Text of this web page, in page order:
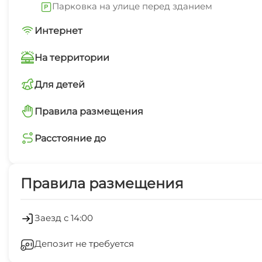
Парковка на улице перед зданием
Интернет
Wi-Fi интернет в каждом номере
На территории
Интернет Wi-Fi
Работает круглогодично
Для детей
детская площадка
Правила размещения
запрещено курить
Расстояние до
5 мин
Правила размещения
Заезд с 14:00
Депозит не требуется